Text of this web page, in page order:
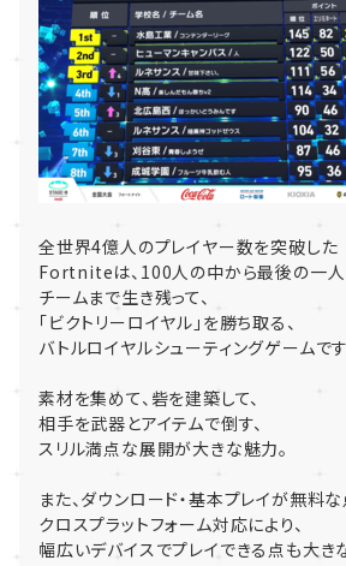
全世界4億人のプレイヤー数を突破した
Fortniteは、100人の中から最後の一
チームまで生き残って、
「ビクトリーロイヤル」を勝ち取る、
バトルロイヤルシューティングゲームです
素材を集めて、砦を建築して、
相手を武器とアイテムで倒す、
スリル満点な展開が大きな魅力。
また、ダウンロード・基本プレイが無料な
クロスプラットフォーム対応により、
幅広いデバイスでプレイできる点も大き